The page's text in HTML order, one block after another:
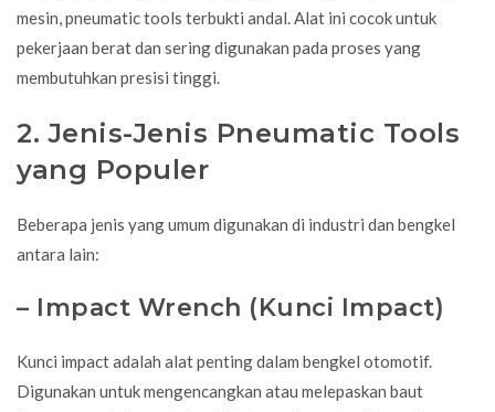
mesin, pneumatic tools terbukti andal. Alat ini cocok untuk
pekerjaan berat dan sering digunakan pada proses yang
membutuhkan presisi tinggi.
2. Jenis-Jenis Pneumatic Tools
yang Populer
Beberapa jenis yang umum digunakan di industri dan bengkel
antara lain:
– Impact Wrench (Kunci Impact)
Kunci impactadalah alat penting dalam bengkel otomotif.
Digunakan untuk mengencangkan atau melepaskan baut